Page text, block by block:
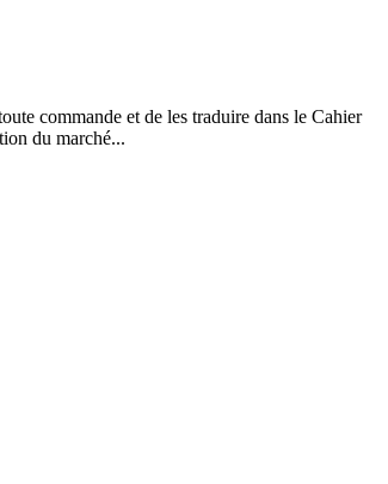
commande et de les traduire dans le Cahier
du marché...